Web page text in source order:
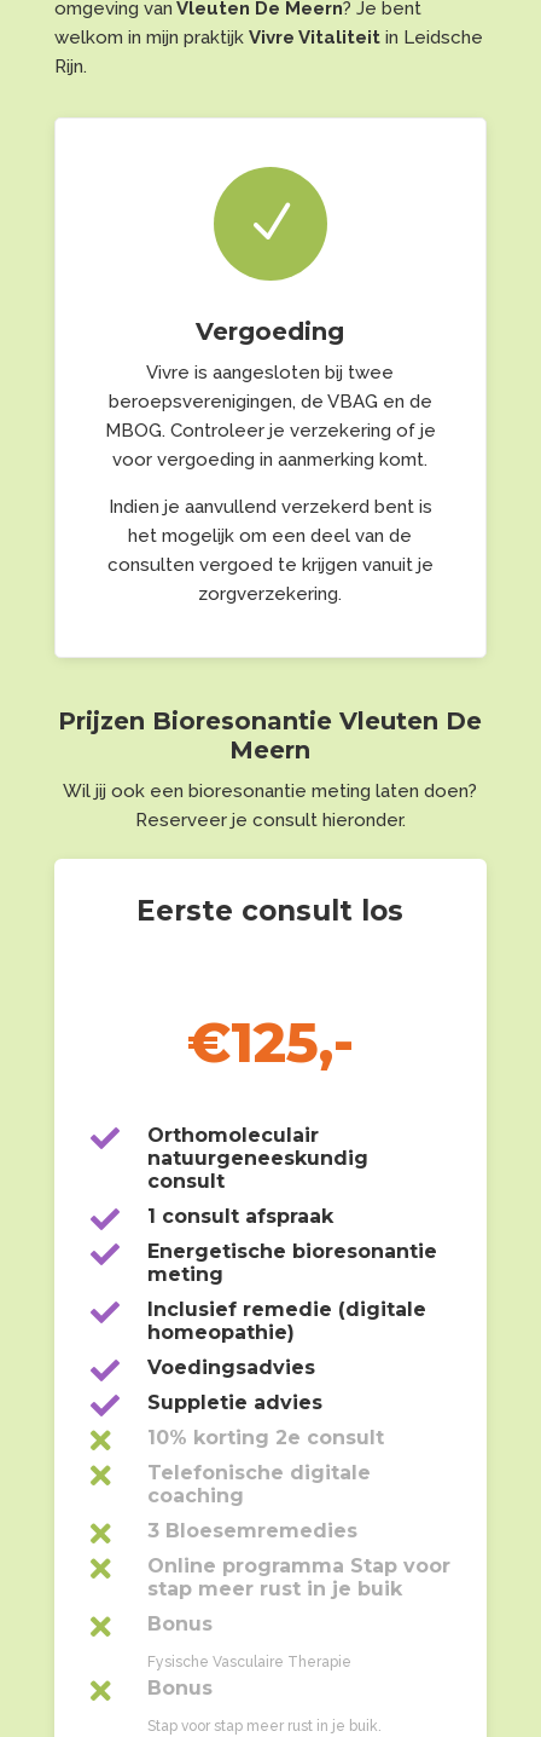
omgeving van Vleuten De Meern? Je bent
welkom in mijn praktijk Vivre Vitaliteitin Leidsche
Rijn.
N
Vergoeding
Vivre is aangesloten bij twee
beroepsverenigingen, de VBAG en de
MBOG. Controleer je verzekering of je
voor vergoeding in aanmerking komt.
Indien je aanvullend verzekerd bent is
het mogelijk om een deel van de
consulten vergoed te krijgen vanuit je
zorgverzekering.
Prijzen Bioresonantie Vleuten De
Meern
Wil jij ook een bioresonantie meting laten doen?
Reserveer je consult hieronder.
Eerste consult los
€125,-

Orthomoleculair
natuurgeneeskundig
consult
 1 consult afspraak

Energetische bioresonantie
meting

Inclusief remedie (digitale
homeopathie)
 Voedingsadvies
 Suppletie advies
 10% korting 2e consult

Telefonische digitale
coaching
 3 Bloesemremedies

Online programma Stap voor
stap meer rust in je buik
 Bonus
Fysische Vasculaire Therapie
 Bonus
Stap voor stap meer rust in je buik.